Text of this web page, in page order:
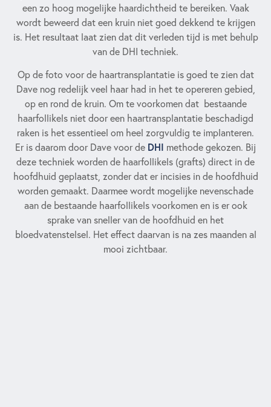
een zo hoog mogelijke haardichtheid te bereiken. Vaak
wordt beweerd dat een kruin niet goed dekkend te krijgen
is. Het resultaat laat zien dat dit verleden tijd is met behulp
van de DHI techniek.
Op de foto voor de haartransplantatie is goed te zien dat
Dave nog redelijk veel haar had in het te opereren gebied,
op en rond de kruin. Om te voorkomen dat bestaande
haarfollikels niet door een haartransplantatie beschadigd
raken is het essentieel om heel zorgvuldig te implanteren.
Er is daarom door Dave voor de DHI methode gekozen. Bij
deze techniek worden de haarfollikels (grafts) direct in de
hoofdhuid geplaatst, zonder dat er incisies in de hoofdhuid
worden gemaakt. Daarmee wordt mogelijke nevenschade
aan de bestaande haarfollikels voorkomen en is er ook
sprake van sneller van de hoofdhuid en het
bloedvatenstelsel. Het effect daarvan is na zes maanden al
mooi zichtbaar.